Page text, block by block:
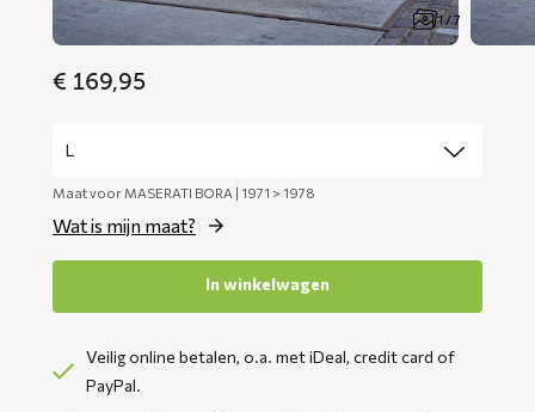
1 / 7
€ 169,95
Maat voor MASERATI BORA | 1971 > 1978
Wat is mijn maat?
In winkelwagen
Veilig online betalen, o.a. met iDeal, credit card of
PayPal.